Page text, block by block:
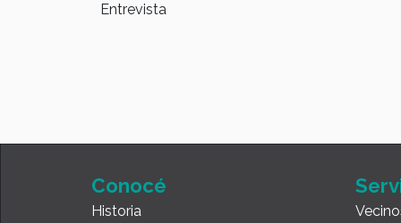
Entrevista
Conocé
Historia